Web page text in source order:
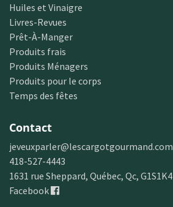
Huiles et Vinaigre
Livres-Revues
Prêt-À-Manger
Produits frais
Produits Ménagers
Produits pour le corps
Temps des fêtes
Contact
jeveuxparler@lescargotgourmand.com
418-527-4443
1631 rue Sheppard, Québec, Qc, G1S1K4
Facebook